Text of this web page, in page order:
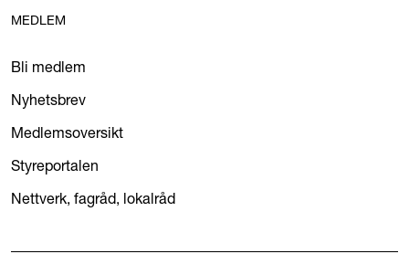
MEDLEM
Bli medlem
Nyhetsbrev
Medlemsoversikt
Styreportalen
Nettverk, fagråd, lokalråd